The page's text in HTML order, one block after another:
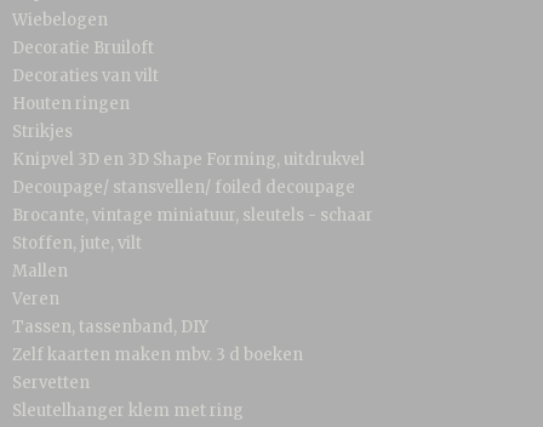
Wiebelogen
Decoratie Bruiloft
Decoraties van vilt
Houten ringen
Strikjes
Knipvel 3D en 3D Shape Forming, uitdrukvel
Decoupage/ stansvellen/ foiled decoupage
Brocante, vintage miniatuur, sleutels - schaar
Stoffen, jute, vilt
Mallen
Veren
Tassen, tassenband, DIY
Zelf kaarten maken mbv. 3 d boeken
Servetten
Sleutelhanger klem met ring